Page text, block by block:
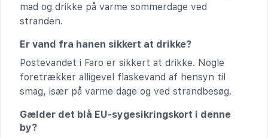
mad og drikke på varme sommerdage ved
stranden.
Er vand fra hanen sikkert at drikke?
Postevandet i Faro er sikkert at drikke. Nogle
foretrækker alligevel flaskevand af hensyn til
smag, især på varme dage og ved strandbesøg.
Gælder det blå EU-sygesikringskort i denne
by?